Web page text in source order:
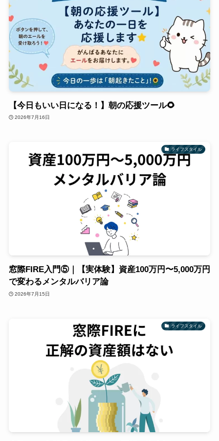
【今日もいい日になる！】朝の応援ツール🌻
2026年7月16日
ライフスタイル
窓際FIRE入門⑤｜【実体験】資産100万円〜5,000万円
で変わるメンタルバリア論
2026年7月15日
ライフスタイル